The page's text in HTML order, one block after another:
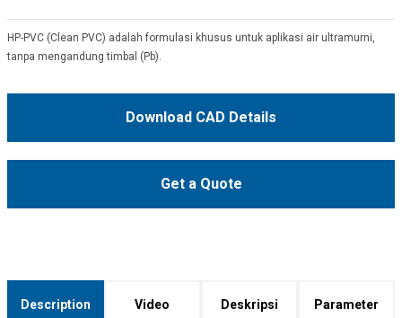
HP-PVC (Clean PVC) adalah formulasi khusus untuk aplikasi air ultramurni,
tanpa mengandung timbal (Pb).
Download CAD Details
Get a Quote
Description Video Deskripsi Parameter